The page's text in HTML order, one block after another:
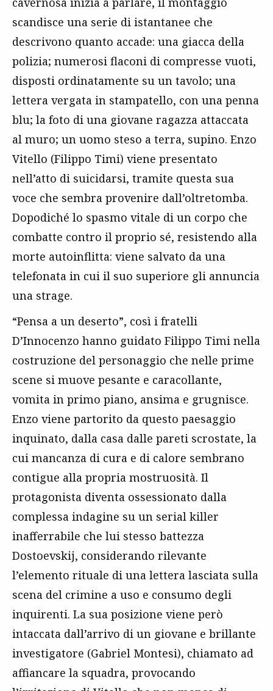
scandisce una serie di istantanee che
descrivono quanto accade: una giacca della
polizia; numerosi flaconi di compresse vuoti,
disposti ordinatamente su un tavolo; una
lettera vergata in stampatello, con una penna
blu; la foto di una giovane ragazza attaccata
al muro; un uomo steso a terra, supino. Enzo
Vitello (Filippo Timi) viene presentato
nell’atto di suicidarsi, tramite questa sua
voce che sembra provenire dall’oltretomba.
Dopodiché lo spasmo vitale di un corpo che
combatte contro il proprio sé, resistendo alla
morte autoinflitta: viene salvato da una
telefonata in cui il suo superiore gli annuncia
una strage.
“Pensa a un deserto”, così i fratelli
D’Innocenzo hanno guidato Filippo Timi nella
costruzione del personaggio che nelle prime
scene si muove pesante e caracollante,
vomita in primo piano, ansima e grugnisce.
Enzo viene partorito da questo paesaggio
inquinato, dalla casa dalle pareti scrostate, la
cui mancanza di cura e di calore sembrano
contigue alla propria mostruosità. Il
protagonista diventa ossessionato dalla
complessa indagine su un serial killer
inafferrabile che lui stesso battezza
Dostoevskij, considerando rilevante
l’elemento rituale di una lettera lasciata sulla
scena del crimine a uso e consumo degli
inquirenti. La sua posizione viene però
intaccata dall’arrivo di un giovane e brillante
investigatore (Gabriel Montesi), chiamato ad
affiancare la squadra, provocando